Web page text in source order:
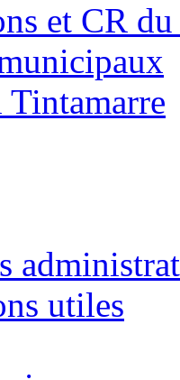
et CR
utiles